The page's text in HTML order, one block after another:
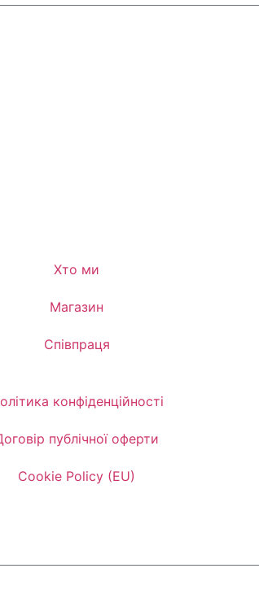
Хто ми
Магазин
Співпраця
конфіденційності
публічної оферти
Cookie Policy (EU)